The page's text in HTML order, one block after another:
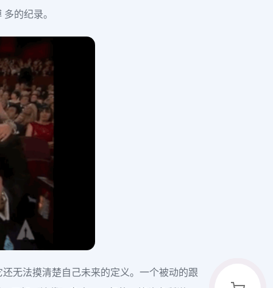
的纪录。
无法摸清楚自己未来的定义。一个被动的跟